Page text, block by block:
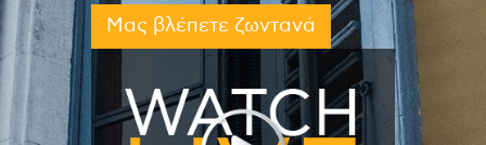
Μας βλέπετε ζωντανά